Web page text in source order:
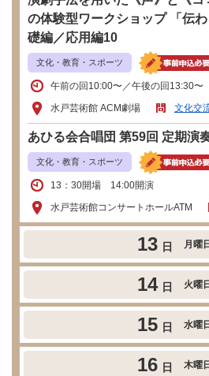
の体験型ワークショップ 「伝
礎編／応用編10
文化・教育・スポーツ
午前の回10:00〜／午後の回13:30〜
水戸芸術館 ACM劇場
文化交
あひる会合唱団 第59回 定期演
文化・教育・スポーツ
13：30開場 14:00開演
水戸芸術館コンサートホールATM
13 日 月曜日
14 日 火曜日
15 日 水曜日
16 日 木曜日